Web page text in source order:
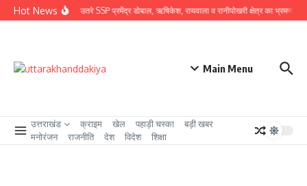
Skip to content
Hot News
ग्राउंड जीरो पर उतरे SSP प्रमेंद्र डोबाल, ऋषिकेश, रायवाला व रानीपोखरी क्षेत्र का भ्रमण कर
Main Menu
उत्तराखंड क्राइम खेल पहाड़ी चस्का
बड़ी खबर
मनोरंजन
राजनीति देश विदेश शिक्षा